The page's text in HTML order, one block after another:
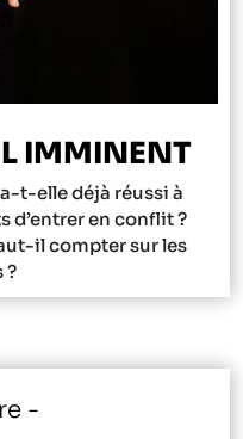
IMMINENT
t-elle déjà réussi à
d’entrer en conflit ?
il compter sur les
?